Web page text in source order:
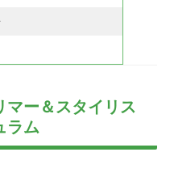
マー＆スタイリス
ラム